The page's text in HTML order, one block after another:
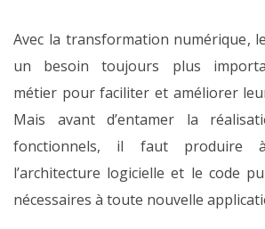
Avec la transformation numérique,
un besoin toujours plus
métier pour faciliter et améliorer
Mais avant d’entamer la
fonctionnels, il faut produire
l’architecture logicielle et le code
nécessaires à toute nouvelle